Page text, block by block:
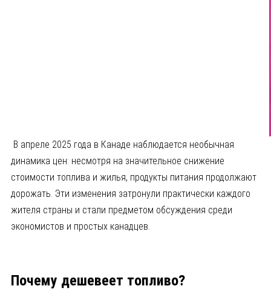
В апреле 2025 года в Канаде наблюдается необычная
динамика цен: несмотря на значительное снижение
стоимости топлива и жилья, продукты питания продолжают
дорожать. Эти изменения затронули практически каждого
жителя страны и стали предметом обсуждения среди
экономистов и простых канадцев.
Почему дешевеет топливо?